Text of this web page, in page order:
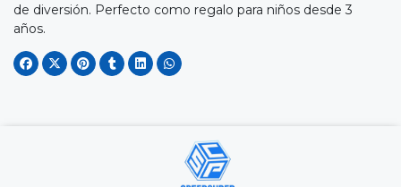
de diversión. Perfecto como regalo para niños desde 3
años.